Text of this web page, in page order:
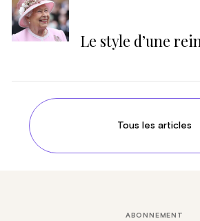
Le style d’une
Tous les articles
ABONNEMENT